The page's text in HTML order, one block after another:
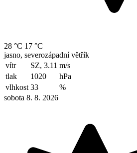
28 °C 17 °C
jasno, severozápadní větřík
vítr
SZ, 3.11 m/s
tlak
1020
hPa
vlhkost 33
%
sobota 8. 8. 2026